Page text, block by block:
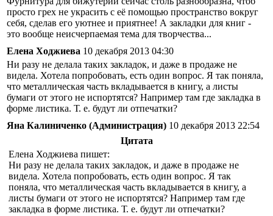
просто грех не украсить с её помощью пространство вокруг
себя, сделав его уютнее и приятнее! А закладки для книг -
это вообще неисчерпаемая тема для творчества...
Елена Ходжиева 10 декабря 2013 04:30
Ни разу не делала таких закладок, и даже в продаже не
видела. Хотела попробовать, есть один вопрос. Я так поняла,
что металлическая часть вкладывается в книгу, а листы
бумаги от этого не испортятся? Например там где закладка в
форме листика. Т. е. будут ли отпечатки?
Яна Калиниченко (Администрация) 10 декабря 2013 22:54
Цитата
Елена Ходжиева пишет:
Ни разу не делала таких закладок, и даже в продаже не
видела. Хотела попробовать, есть один вопрос. Я так
поняла, что металлическая часть вкладывается в книгу, а
листы бумаги от этого не испортятся? Например там где
закладка в форме листика. Т. е. будут ли отпечатки?